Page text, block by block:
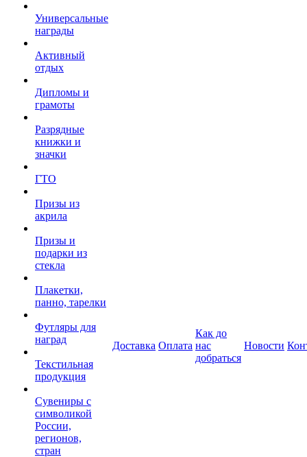
Универсальные
награды
Активный
отдых
Дипломы и
грамоты
Разрядные
книжки и
значки
ГТО
Призы из
акрила
Призы и
подарки из
стекла
Плакетки,
панно, тарелки
Футляры для
наград
Текстильная
продукция
Сувениры с
символикой
России,
регионов,
стран
Доставка Оплата
Как до
нас
добраться
Новости